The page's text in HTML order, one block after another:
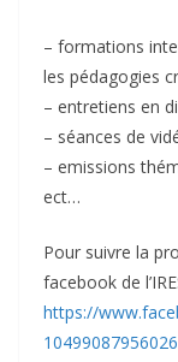
– formations
les pédagogies
– entretiens en
– séances de
– emissions
ect…
Pour suivre la
facebook de
https://